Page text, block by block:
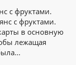
с фруктами.
с фруктами.
в основную
лежащая